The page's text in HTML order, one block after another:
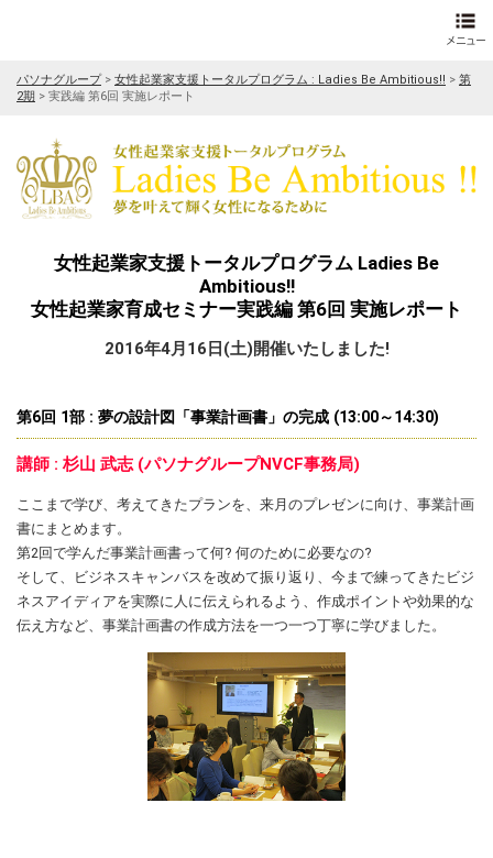
パソナグループ> 女性起業家支援トータルプログラム : Ladies Be Ambitious!! > 第
2期 > 実践編 第6回 実施レポート
女性起業家支援トータルプログラム Ladies Be
Ambitious!!
女性起業家育成セミナー実践編 第6回 実施レポート
2016年4月16日(土)開催いたしました!
第6回 1部 : 夢の設計図「事業計画書」の完成 (13:00～14:30)
講師 : 杉山 武志 (パソナグループNVCF事務局)
ここまで学び、考えてきたプランを、来月のプレゼンに向け、事業計画
書にまとめます。
第2回で学んだ事業計画書って何? 何のために必要なの?
そして、ビジネスキャンバスを改めて振り返り、今まで練ってきたビジ
ネスアイディアを実際に人に伝えられるよう、作成ポイントや効果的な
伝え方など、事業計画書の作成方法を一つ一つ丁寧に学びました。